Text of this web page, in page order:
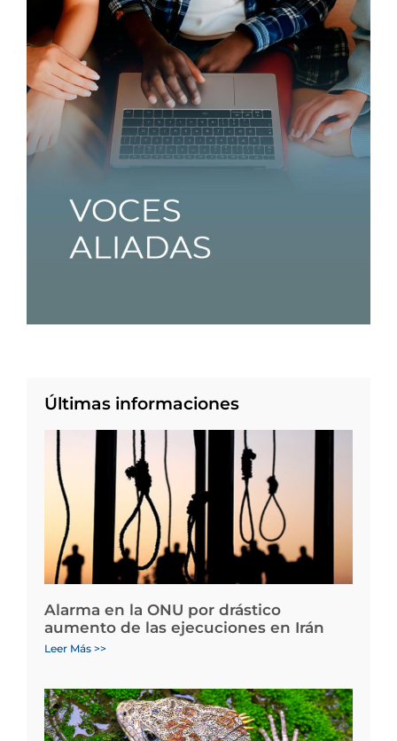
Últimas informaciones
Alarma en la ONU por drástico
aumento de las ejecuciones en Irán
Leer Más >>